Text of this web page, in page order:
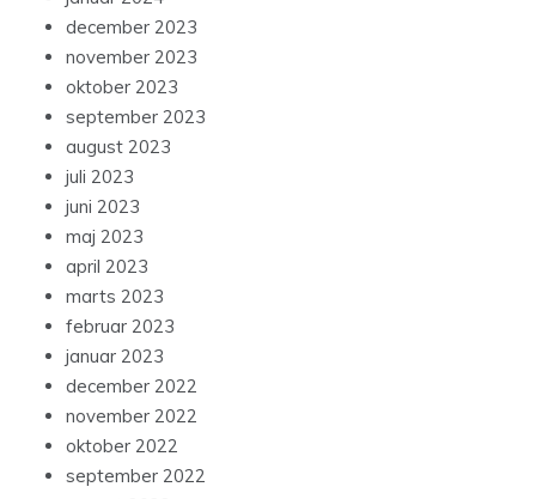
december 2023
november 2023
oktober 2023
september 2023
august 2023
juli 2023
juni 2023
maj 2023
april 2023
marts 2023
februar 2023
januar 2023
december 2022
november 2022
oktober 2022
september 2022